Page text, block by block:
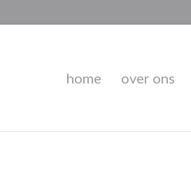
home over ons